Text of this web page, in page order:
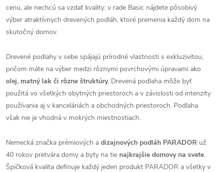
cenu, ale nechcú sa vzdať kvality: v rade Basic nájdete pôsobivý
výber atraktívnych drevených podláh, ktoré premenia každý dom na
skutočný domov.
Drevené podlahy v sebe spájajú prírodné vlastnosti s exkluzivitou,
pričom máte na výber medzi rôznymi povrchovými úpravami ako
olej, matný lak či rôzne štruktúry. Drevená podlaha môže byť
použitá vo všetkých obytných priestoroch a v závislosti od intenzity
používania aj v kanceláriách a obchodných priestoroch. Podlaha
však nie je vhodná v mokrých miestnostiach.
Nemecká značka prémiových a dizajnových podláh PARADOR už
40 rokov pretvára domy a byty na tie najkrajšie domovy na svete.
Špičková kvalita definuje každý jeden produkt PARADOR a všetky v